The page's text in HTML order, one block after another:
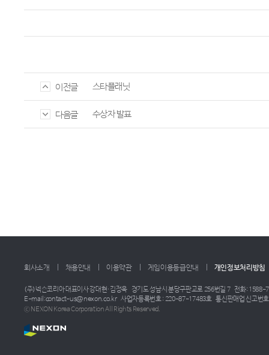
이전글 스타플래닛
다음글 수상자 발표
회사소개 채용안내 이용약관 게임이용등급안내 개인정보처리방침
(주)넥슨코리아 대표이사 강대현·김정욱 경기도 성남시 분당구판교로 256번길 7 전화: 1588-
E-mail:contact-us@nexon.co.kr 사업자등록번호 : 220-87-17483호 통신판매업 신고번
ⓒ NEXON Korea Corporation All Rights Reserved.